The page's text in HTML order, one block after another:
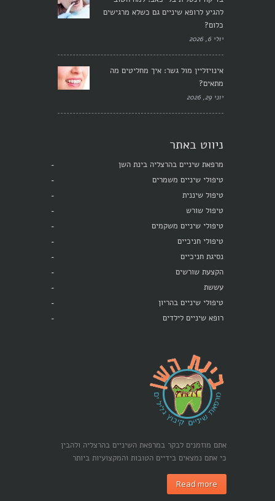
להגיע לרופא שיניים גם כשלא מרגישים
כלום?
יולי 6, 2026
אינויזליין מול גשר: איך מחליטים מה
מתאים?
יוני 29, 2026
ניווט באתר
מרפאת שיניים בהרצליה בינת השן
טיפולי שיניים משמרים
טיפול שיננית
טיפול שורש
טיפולי שיניים משקמים
טיפולי חניכיים
נסיגת חניכיים
הקצעת שורשים
עששת
טיפולי שיניים בהריון
רופא שיניים לילדים
אתם מוזמנים לבקר במרפאת השיניים בהרצליה ולהבין
כי אתם נמצאים בידיים הטובות והמקצועיות ביותר
Read more